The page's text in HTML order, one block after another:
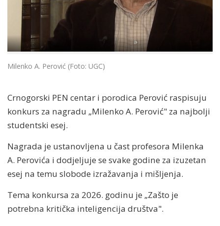
Milenko A. Perović (Foto: UGC)
Crnogorski PEN centar i porodica Perović raspisuju
konkurs za nagradu „Milenko A. Perović" za najbolji
studentski esej.
Nagrada je ustanovljena u čast profesora Milenka
A. Perovića i dodjeljuje se svake godine za izuzetan
esej na temu slobode izražavanja i mišljenja.
Tema konkursa za 2026. godinu je „Zašto je
potrebna kritička inteligencija društva".